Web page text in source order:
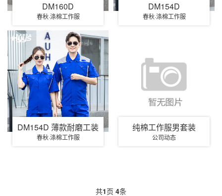
DM160D
春秋·涤棉工作服
DM154D
春秋·涤棉工作服
DM154D 薄款耐磨工装
春秋·涤棉工作服
纯棉工作服男套装
公司动态
共1页 4条